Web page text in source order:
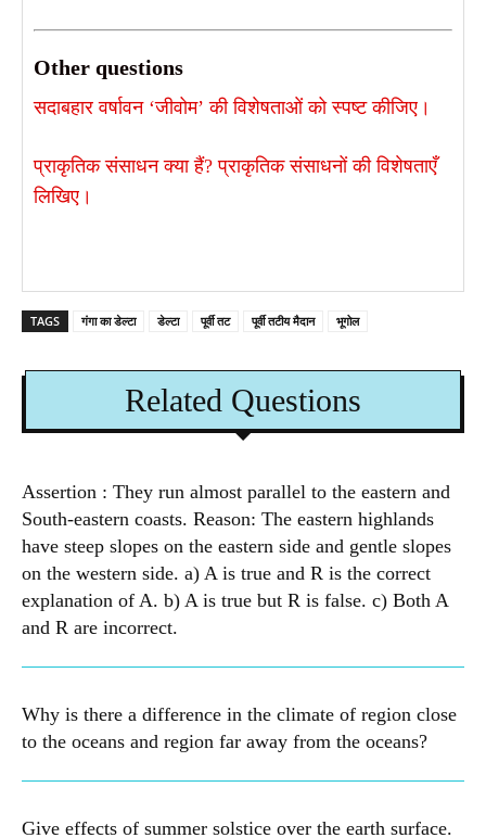
Other questions
सदाबहार वर्षावन ‘जीवोम’ की विशेषताओं को स्पष्ट कीजिए। ​
प्राकृतिक संसाधन क्या हैं? प्राकृतिक संसाधनों की विशेषताएँ
लिखिए।
TAGS गंगा का डेल्टा डेल्टा पूर्वी तट पूर्वी तटीय मैदान भूगोल
Related Questions
Assertion : They run almost parallel to the eastern and
South-eastern coasts. Reason: The eastern highlands
have steep slopes on the eastern side and gentle slopes
on the western side. a) A is true and R is the correct
explanation of A. b) A is true but R is false. c) Both A
and R are incorrect.
Why is there a difference in the climate of region close
to the oceans and region far away from the oceans?
Give effects of summer solstice over the earth surface.